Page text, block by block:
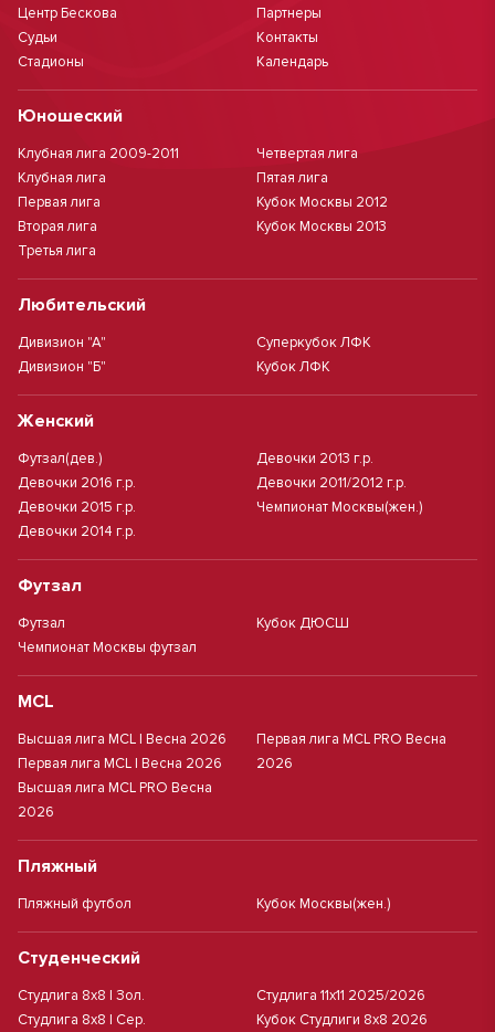
Центр Бескова
Судьи
Стадионы
Партнеры
Контакты
Календарь
Юношеский
Клубная лига 2009-2011
Клубная лига
Первая лига
Вторая лига
Третья лига
Четвертая лига
Пятая лига
Кубок Москвы 2012
Кубок Москвы 2013
Любительский
Дивизион "А"
Дивизион "Б"
Суперкубок ЛФК
Кубок ЛФК
Женский
Футзал(дев.)
Девочки 2016 г.р.
Девочки 2015 г.р.
Девочки 2014 г.р.
Девочки 2013 г.р.
Девочки 2011/2012 г.р.
Чемпионат Москвы(жен.)
Футзал
Футзал
Чемпионат Москвы футзал
Кубок ДЮСШ
MCL
Высшая лига MCL | Весна 2026
Первая лига MCL | Весна 2026
Высшая лига MCL PRO Весна
2026
Первая лига MCL PRO Весна
2026
Пляжный
Пляжный футбол Кубок Москвы(жен.)
Студенческий
Студлига 8х8 | Зол.
Студлига 8х8 | Сер.
Студлига 11х11 2025/2026
Кубок Студлиги 8х8 2026